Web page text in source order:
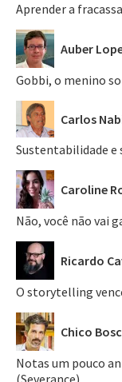
Aprender a
Auber
Gobbi, o menino
Carlos
Sustentabilidade e
Caroline
Não, você não vai
Ricardo
O storytelling
Chico
Notas um pouco
(Severance)